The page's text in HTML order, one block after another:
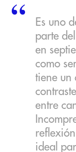
Es uno
parte
en
como
tiene un
entre
ideal